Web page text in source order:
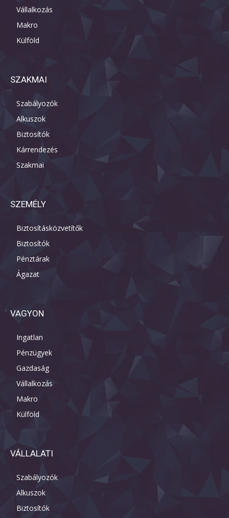
Vállalkozás
Makro
Külföld
SZAKMAI
Szabályozók
Alkuszok
Biztosítók
Kárrendezés
Szakmai
SZEMÉLY
Biztosításközvetítők
Biztosítók
Pénztárak
Ágazat
VAGYON
Ingatlan
Pénzügyek
Gazdaság
Vállalkozás
Makro
Külföld
VÁLLALATI
Szabályozók
Alkuszok
Biztosítók